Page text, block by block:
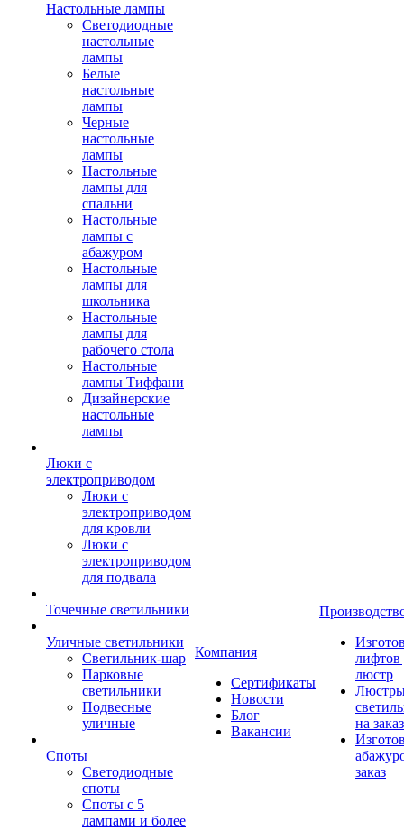
Настольные лампы
Светодиодные
настольные
лампы
Белые
настольные
лампы
Черные
настольные
лампы
Настольные
лампы для
спальни
Настольные
лампы с
абажуром
Настольные
лампы для
школьника
Настольные
лампы для
рабочего стола
Настольные
лампы Тиффани
Дизайнерские
настольные
лампы
Люки с
электроприводом
Люки с
электроприводом
для кровли
Люки с
электроприводом
для подвала
Точечные светильники
Уличные светильники
Светильник-шар
Парковые
светильники
Подвесные
уличные
Споты
Светодиодные
споты
Споты с 5
лампами и более
Компания
Сертификаты
Новости
Блог
Вакансии
лифтов
люстр
на заказ
заказ